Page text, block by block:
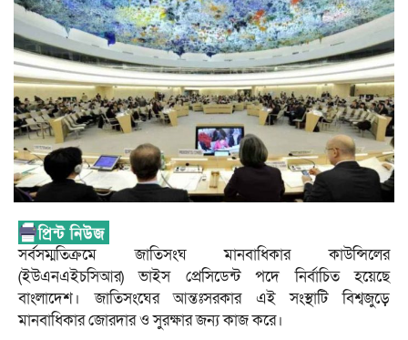
সর্বসম্মতিক্রমে জাতিসংঘ মানবাধিকার কাউন্সিলের
(ইউএনএইচসিআর) ভাইস প্রেসিডেন্ট পদে নির্বাচিত হয়েছে
বাংলাদেশ। জাতিসংঘের আন্তঃসরকার এই সংস্থাটি বিশ্বজুড়ে
মানবাধিকার জোরদার ও সুরক্ষার জন্য কাজ করে।